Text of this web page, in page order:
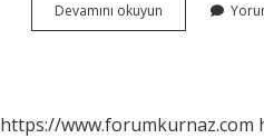
Devamını okuyun
Sarayı
https://www.forumkurnaz.com